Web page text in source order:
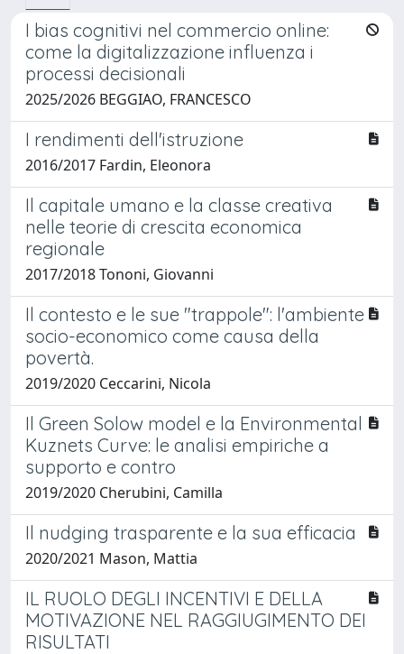
I bias cognitivi nel commercio online:
come la digitalizzazione influenza i
processi decisionali
2025/2026 BEGGIAO, FRANCESCO
I rendimenti dell'istruzione
2016/2017 Fardin, Eleonora
Il capitale umano e la classe creativa
nelle teorie di crescita economica
regionale
2017/2018 Tononi, Giovanni
Il contesto e le sue "trappole": l'ambiente
socio-economico come causa della
povertà.
2019/2020 Ceccarini, Nicola
Il Green Solow model e la Environmental
Kuznets Curve: le analisi empiriche a
supporto e contro
2019/2020 Cherubini, Camilla
Il nudging trasparente e la sua efficacia
2020/2021 Mason, Mattia
IL RUOLO DEGLI INCENTIVI E DELLA
MOTIVAZIONE NEL RAGGIUGIMENTO DEI
RISULTATI